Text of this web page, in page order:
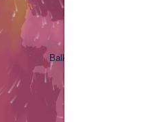
Balkanabat